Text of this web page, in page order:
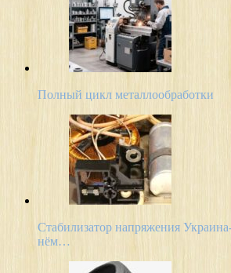
Полный цикл металлообработки
Стабилизатор напряжения
нём…